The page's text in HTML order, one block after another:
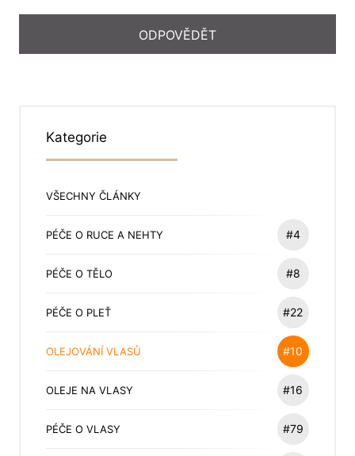
Kategorie
VŠECHNY ČLÁNKY
PÉČE O RUCE A NEHTY #4
PÉČE O TĚLO #8
PÉČE O PLEŤ #22
OLEJOVÁNÍ VLASŮ #10
OLEJE NA VLASY #16
PÉČE O VLASY #79